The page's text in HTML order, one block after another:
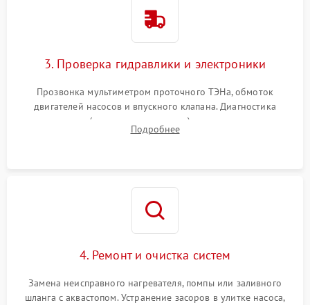
3. Проверка гидравлики и электроники
Прозвонка мультиметром проточного ТЭНа, обмоток
двигателей насосов и впускного клапана. Диагностика
прессостата (датчика уровня воды), датчика мутности,
концевика дверцы и электронного модуля управления.
Подробнее
4. Ремонт и очистка систем
Замена неисправного нагревателя, помпы или заливного
шланга с аквастопом. Устранение засоров в улитке насоса,